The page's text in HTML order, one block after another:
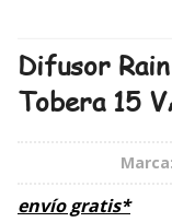
Difusor
Tobera 15
Marca:
envío gratis*